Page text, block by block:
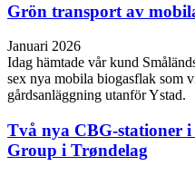
Grön transport av
Januari 2026
Idag hämtade vår kund
sex nya mobila biogasflak som
gårdsanläggning utanför Ystad.
Två nya CBG-stationer
Group i Trøndelag